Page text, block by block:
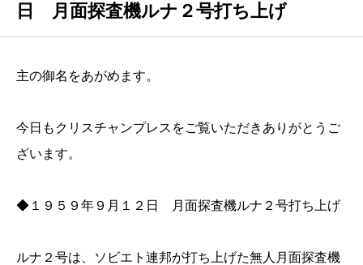
日 月面探査機ルナ２号打ち上げ
主の御名をあがめます。
今日もクリスチャンプレスをご覧いただきありがとうご
ざいます。
◆１９５９年９月１２日 月面探査機ルナ２号打ち上げ
ルナ２号は、ソビエト連邦が打ち上げた無人月面探査機